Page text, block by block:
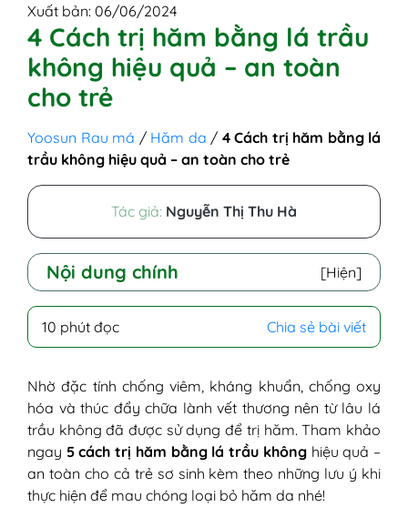
Xuất bản: 06/06/2024
4 Cách trị hăm bằng lá trầu
không hiệu quả – an toàn
cho trẻ
Yoosun Rau má / Hăm da / 4 Cách trị hăm bằng lá
trầu không hiệu quả – an toàn cho trẻ
Tác giả: Nguyễn Thị Thu Hà
Nội dung chính [Hiện]
dinh dưỡng và lợi ích
2. Thành phần dinh dưỡng
3. Công dụng và lợi ích
II - Lá trầu không có trị hăm được không?
1. Đặc tính chống viêm
2. Kháng khuẩn tự nhiên
3. Giàu chất chống oxy hóa
10 phút đọc Chia sẻ bài viết
Nhờ đặc tính chống viêm, kháng khuẩn, chống oxy
hóa và thúc đẩy chữa lành vết thương nên từ lâu lá
trầu không đã được sử dụng để trị hăm. Tham khảo
ngay 5 cách trị hăm bằng lá trầu khônghiệu quả –
an toàn cho cả trẻ sơ sinh kèm theo những lưu ý khi
thực hiện để mau chóng loại bỏ hăm da nhé!